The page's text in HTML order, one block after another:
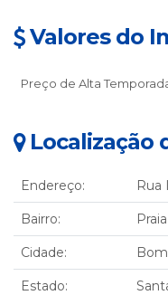
Valores do
Preço de Alta
Localização
Endereço: Rua
Bairro:
Cidade:
Estado: